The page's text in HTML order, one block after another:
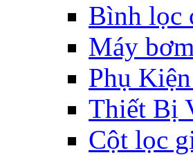
Bình lọc
Máy
Phụ
Thiết Bị
Cột lọc